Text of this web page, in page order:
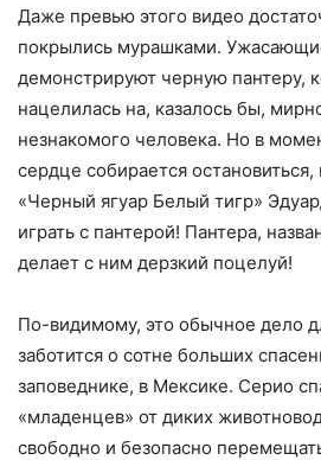
Даже превью этого видео
покрылись мурашками.
демонстрируют черную пантеру,
нацелилась на, казалось бы,
незнакомого человека. Но в
сердце собирается
«Черный ягуар Белый тигр»
играть с пантерой! Пантера,
делает с ним дерзкий поцелуй!
По-видимому, это обычное дело
заботится о сотне больших
заповеднике, в Мексике. Серио
«младенцев» от диких
свободно и безопасно